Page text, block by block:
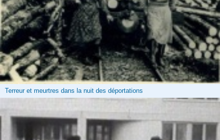
Terreur et meurtres dans la nuit des déportations